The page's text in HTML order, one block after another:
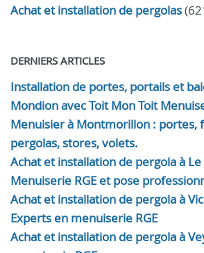
Achat et installation de pergolas
DERNIERS ARTICLES
Installation de portes, portails et
Mondion avec Toit Mon Toit
Menuisier à Montmorillon : portes,
pergolas, stores, volets.
Achat et installation de pergola à
Menuiserie RGE et pose
Achat et installation de pergola à
Experts en menuiserie RGE
Achat et installation de pergola à